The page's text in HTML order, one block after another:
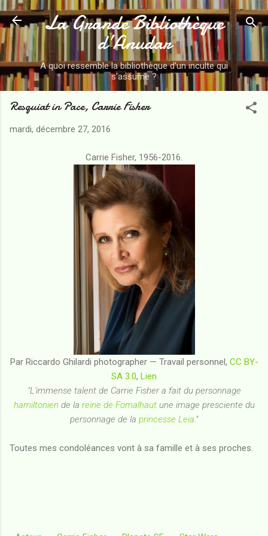
Accéder au contenu principal
La Grande Bibliothèque
d’Anudar
A quoi ressemble la bibliothèque d'un inculte qui
s'assume ?
Resquiat in Pace, Carrie Fisher
mardi, décembre 27, 2016
Carrie Fisher, 1956-2016.
Par Riccardo Ghilardi photographer — Travail personnel, CC BY-
SA 3.0, Lien
"L'immense talent de Carrie Fisher a fait du personnage
hamiltonien de la reine de Fomalhautune image presciente du
personnage de la princesse Leia ."
Toutes mes condoléances vont à sa famille et à ses proches.